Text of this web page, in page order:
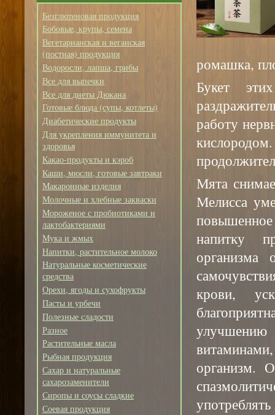
Безглютеновая продукция
Бобовые, крупы, семена
Вегетарианская и веганская
(постная) продукция
Водоросли, лапша, грибы
Все для выпечки
Все для диеты Дюкана
Готовые блюда (супы, котлеты)
Диабетические продукты
Для укрепления иммунитета и
здоровья
Какао-продукты и кэроб
Каши, мюсли, готовые завтраки
Макаронные изделия
Молочные и хлебные закваски
Мороженое с пробиотиками и
лактобактериями
Мука и жмых
Напитки, растительное молоко
Натуральные косметические
средства
Орехи, ягоды и сухофрукты
Пасты и урбечи
Полезные сладости
Разное
Растительные масла
Рыбная продукция
Сахар и натуральные
сахарозаменители
Сиропы и соусы сладкие
Соевая продукция
ромашка,
Букет
работу
Мята
Мелисса
напитку
организма
крови,
организм.